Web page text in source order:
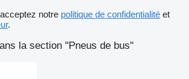
notre politique de confidentialité et
.
la section "Pneus de bus"